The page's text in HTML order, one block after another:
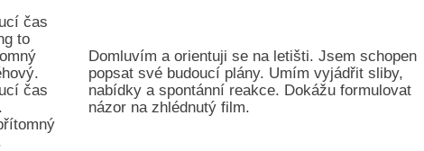
čas
to
čas
Domluvím a orientuji se na letišti. Jsem schopen
popsat své budoucí plány. Umím vyjádřit sliby,
nabídky a spontánní reakce. Dokážu formulovat
názor na zhlédnutý film.